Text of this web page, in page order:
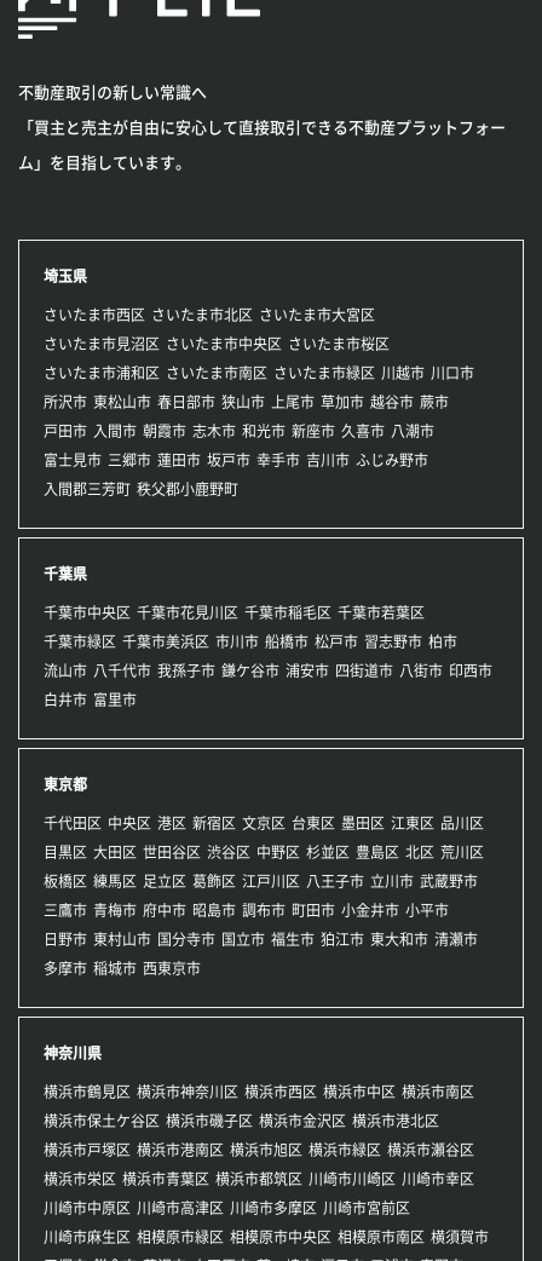
不動産取引の新しい常識へ
「買主と売主が自由に安心して直接取引できる不動産プラットフォー
ム」を目指しています。
埼玉県
さいたま市西区 さいたま市北区
さいたま市大宮区
さいたま市見沼区
さいたま市中央区
さいたま市桜区
さいたま市浦和区
さいたま市南区 さいたま市緑区 川越市 川口市
所沢市 東松山市 春日部市 狭山市 上尾市 草加市 越谷市 蕨市
戸田市 入間市 朝霞市 志木市 和光市 新座市 久喜市 八潮市
富士見市 三郷市 蓮田市 坂戸市 幸手市 吉川市 ふじみ野市
入間郡三芳町 秩父郡小鹿野町
千葉県
千葉市中央区 千葉市花見川区 千葉市稲毛区 千葉市若葉区
千葉市緑区 千葉市美浜区 市川市 船橋市 松戸市 習志野市 柏市
流山市 八千代市 我孫子市 鎌ケ谷市 浦安市 四街道市 八街市 印西市
白井市 富里市
東京都
千代田区 中央区 港区 新宿区 文京区 台東区 墨田区 江東区 品川区
目黒区 大田区 世田谷区 渋谷区 中野区 杉並区 豊島区 北区 荒川区
板橋区 練馬区 足立区 葛飾区 江戸川区 八王子市 立川市 武蔵野市
三鷹市 青梅市 府中市 昭島市 調布市 町田市 小金井市 小平市
日野市 東村山市 国分寺市 国立市 福生市 狛江市 東大和市 清瀬市
多摩市 稲城市 西東京市
神奈川県
横浜市鶴見区 横浜市神奈川区 横浜市西区 横浜市中区 横浜市南区
横浜市保土ケ谷区 横浜市磯子区 横浜市金沢区 横浜市港北区
横浜市戸塚区 横浜市港南区 横浜市旭区 横浜市緑区 横浜市瀬谷区
横浜市栄区 横浜市青葉区 横浜市都筑区 川崎市川崎区 川崎市幸区
川崎市中原区 川崎市高津区 川崎市多摩区 川崎市宮前区
川崎市麻生区 相模原市緑区 相模原市中央区 相模原市南区 横須賀市